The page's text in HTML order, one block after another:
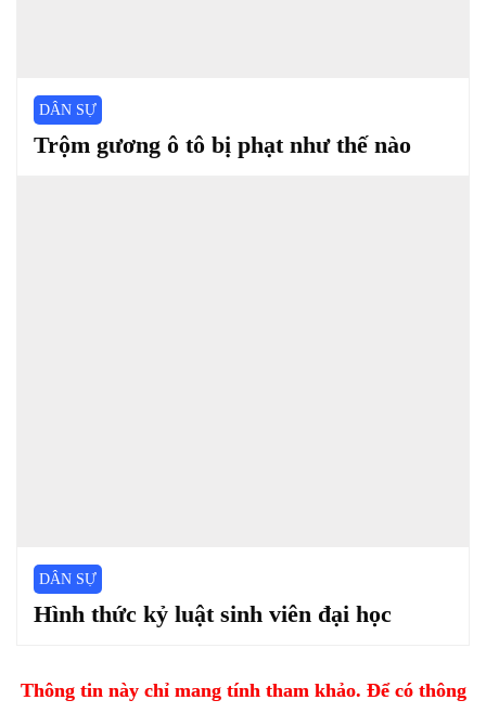
DÂN SỰ
Trộm gương ô tô bị phạt như thế nào
DÂN SỰ
Hình thức kỷ luật sinh viên đại học
Thông tin này chỉ mang tính tham khảo. Để có thông